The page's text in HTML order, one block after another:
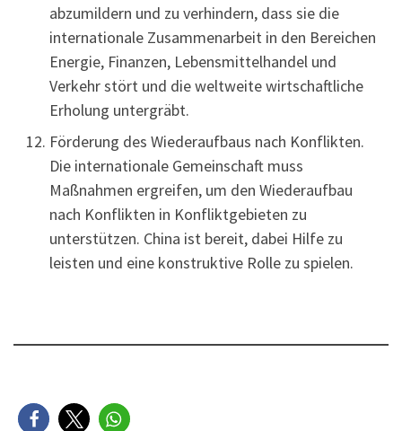
abzumildern und zu verhindern, dass sie die
internationale Zusammenarbeit in den Bereichen
Energie, Finanzen, Lebensmittelhandel und
Verkehr stört und die weltweite wirtschaftliche
Erholung untergräbt.
Förderung des Wiederaufbaus nach Konflikten.
Die internationale Gemeinschaft muss
Maßnahmen ergreifen, um den Wiederaufbau
nach Konflikten in Konfliktgebieten zu
unterstützen. China ist bereit, dabei Hilfe zu
leisten und eine konstruktive Rolle zu spielen.